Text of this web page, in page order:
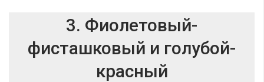
3. Фиолетовый-
фисташковый и голубой-
красный